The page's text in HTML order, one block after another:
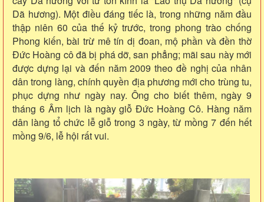
Dã hương). Một điều đáng tiếc là, trong những năm đầu
thập niên 60 của thế kỷ trước, trong phong trào chống
Phong kiến, bài trừ mê tín dị đoan, mộ phần và đền thờ
Đức Hoàng cô đã bị phá dỡ, san phẳng; mãi sau này mới
được dựng lại và đến năm 2009 theo đề nghị của nhân
dân trong làng, chính quyền địa phương mới cho trùng tu,
phục dựng như ngày nay. Ông cho biết thêm, ngày 9
tháng 6 Âm lịch là ngày giỗ Đức Hoàng Cô. Hàng năm
dân làng tổ chức lễ giỗ trong 3 ngày, từ mồng 7 đến hết
mồng 9/6, lễ hội rất vui.